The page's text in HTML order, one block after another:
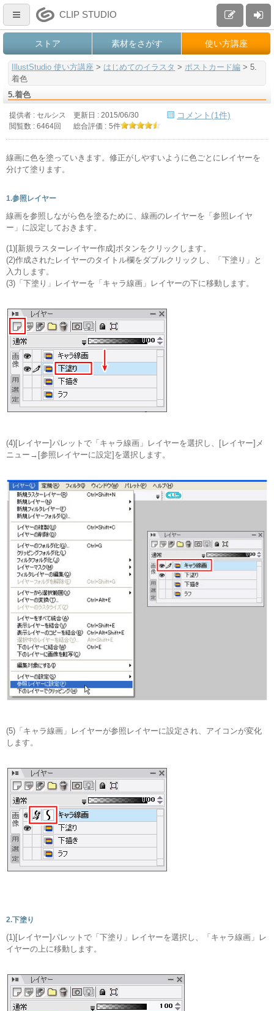
CLIP STUDIO
ストア 素材をさがす 使い方講座
IllustStudio 使い方講座 > はじめてのイラスタ > ポストカード編 > 5.
着色
5.着色
提供者 : セルシス 更新日 : 2015/06/30
閲覧数 : 6464回
総合評価 : 5件
コメント(1件)
線画に色を塗っていきます。修正がしやすいように色ごとにレイヤーを
分けて塗ります。
1.参照レイヤー
線画を参照しながら色を塗るために、線画のレイヤーを「参照レイヤ
ー」に設定しておきます。
(1)[新規ラスターレイヤー作成]ボタンをクリックします。
(2)作成されたレイヤーのタイトル欄をダブルクリックし、「下塗り」と
入力します。
(3)「下塗り」レイヤーを「キャラ線画」レイヤーの下に移動します。
(4)[レイヤー]パレットで「キャラ線画」レイヤーを選択し、[レイヤー]メ
ニュー→[参照レイヤーに設定]を選択します。
(5)「キャラ線画」レイヤーが参照レイヤーに設定され、アイコンが変化
します。
2.下塗り
(1)[レイヤー]パレットで「下塗り」レイヤーを選択し、「キャラ線画」レ
イヤーの上に移動します。